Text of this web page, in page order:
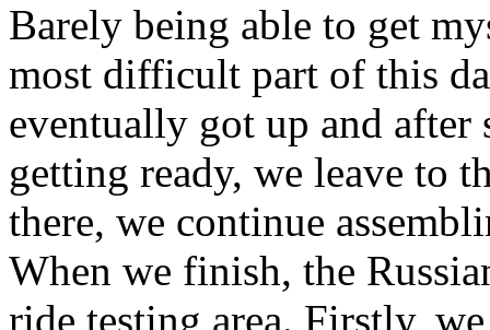
Barely being able to get
most difficult part of this
eventually got up and after
getting ready, we leave to
there, we continue
When we finish, the
ride testing area. Firstly,